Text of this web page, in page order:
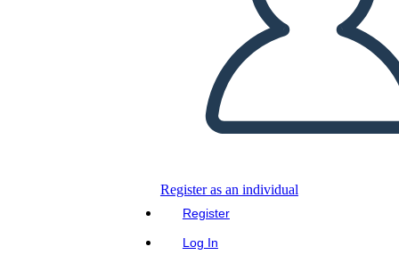
Register as an individual
Register
Log In